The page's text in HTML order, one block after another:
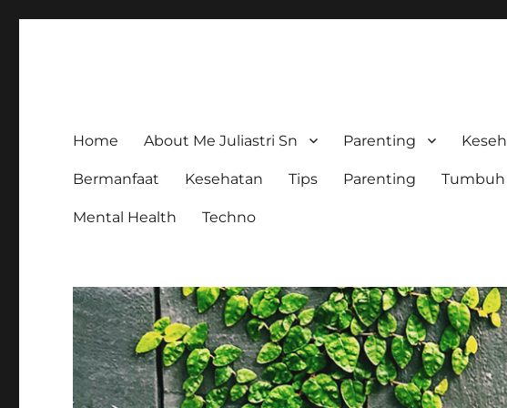
Home About Me Juliastri Sn Parenting
Bermanfaat Kesehatan Tips Parenting Tumbuh
Mental Health Techno